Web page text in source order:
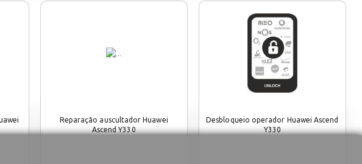
Reparação auscultador Huawei
Ascend Y330
Desbloqueio operador Huawei Ascend
Y330